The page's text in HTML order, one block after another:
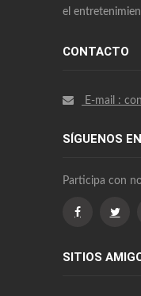
el
CONTACTO
E-mail :
SÍGUENOS
Participa con
SITIOS